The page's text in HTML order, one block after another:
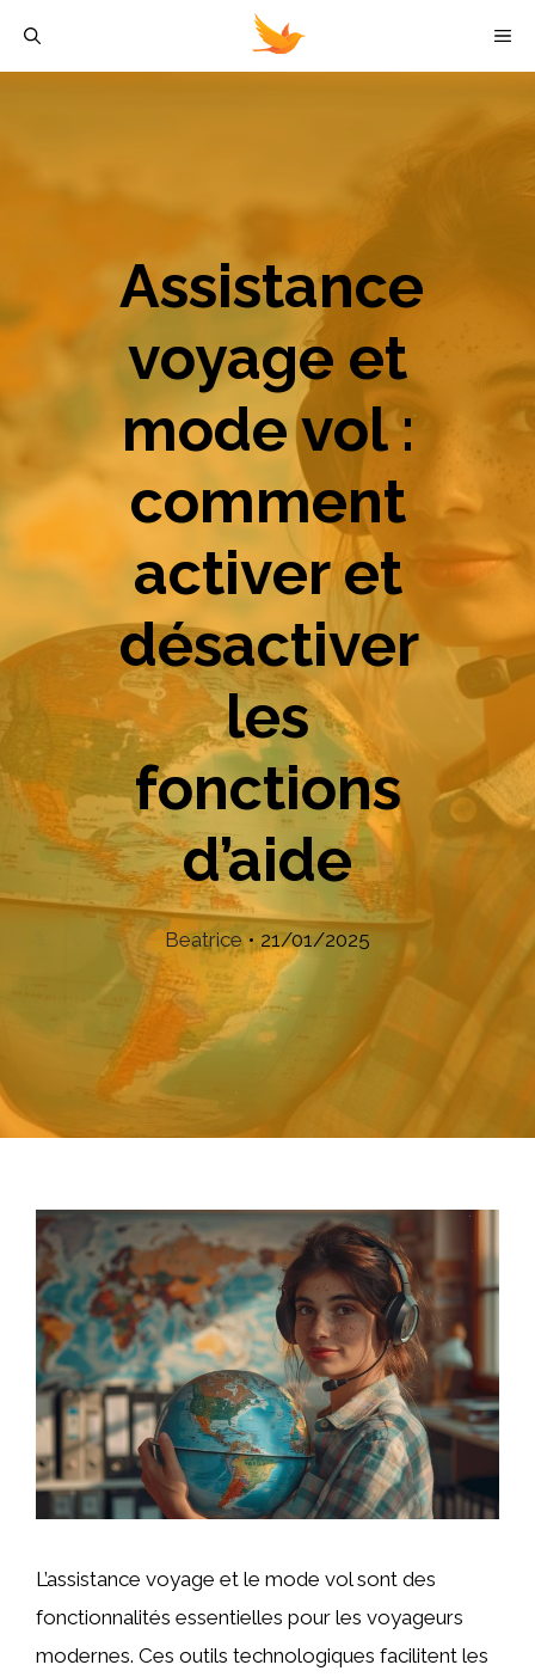
Assistance
voyage et
mode vol :
comment
activer et
désactiver
les
fonctions
d’aide
Beatrice • 21/01/2025
L’assistance voyage et le mode vol sont des
fonctionnalités essentielles pour les voyageurs
modernes. Ces outils technologiques facilitent les